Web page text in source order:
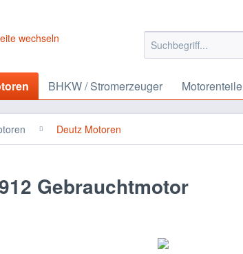
BHKW / Stromerzeuger Motorenteile
Deutz Motoren
Gebrauchtmotor